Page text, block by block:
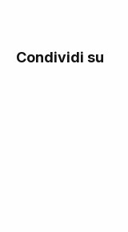
Condividi su